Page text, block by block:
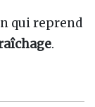
qui reprend
.